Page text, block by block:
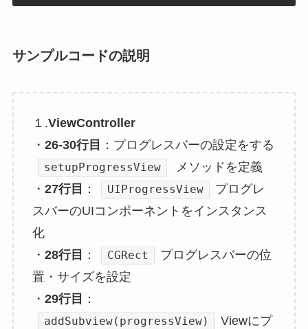
サンプルコードの説明
１.ViewController
・ 26-30行目 ：プログレスバーの設定をする
setupProgressView
メソッドを定義
・ 27行目 ： UIProgressView
プログレ
スバーのUIコンポーネントをインスタンス
化
・ 28行目 ： CGRect
プログレスバーの位
置・サイズを設定
・ 29行目 ：
addSubview(progressView)
Viewにプ